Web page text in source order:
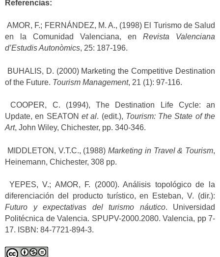
Referencias:
AMOR, F.; FERNÁNDEZ, M. A., (1998) El Turismo de Salud
en la Comunidad Valenciana, en Revista Valenciana
d’Estudis Autonòmics, 25: 187-196.
BUHALIS, D. (2000) Marketing the Competitive Destination
of the Future. Tourism Management, 21 (1): 97-116.
COOPER, C. (1994), The Destination Life Cycle: an
Update, en SEATON et al. (edit.), Tourism: The State of the
Art, John Wiley, Chichester, pp. 340-346.
MIDDLETON, V.T.C., (1988) Marketing in Travel & Tourism,
Heinemann, Chichester, 308 pp.
YEPES, V.; AMOR, F. (2000). Análisis topológico de la
diferenciación del producto turístico, en Esteban, V. (dir.):
Futuro y expectativas del turismo náutico. Universidad
Politécnica de Valencia. SPUPV-2000.2080. Valencia, pp 7-
17. ISBN: 84-7721-894-3.